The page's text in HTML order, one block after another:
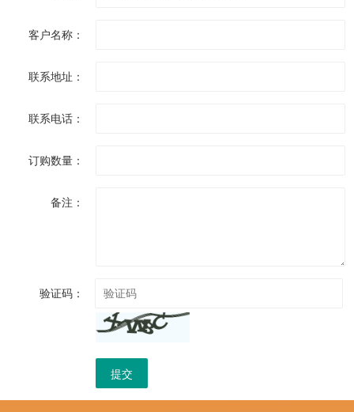
客户名称：
联系地址：
联系电话：
订购数量：
备注：
验证码：
提交